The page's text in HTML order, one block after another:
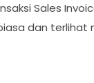
Sales
dan terlihat